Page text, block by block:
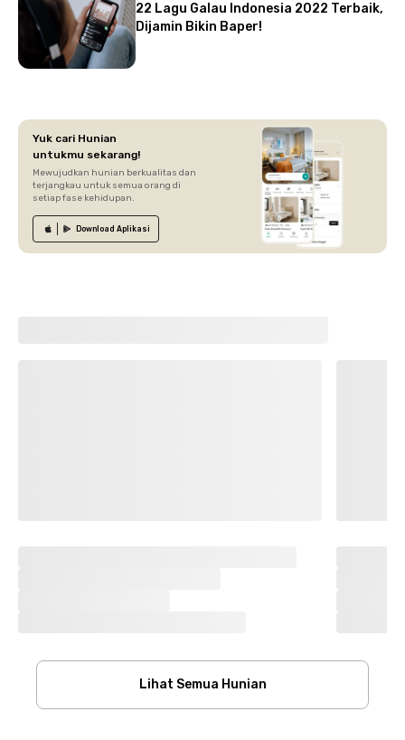
22 Lagu Galau Indonesia 2022 Terbaik,
Dijamin Bikin Baper!
Yuk cari Hunian
untukmu sekarang!
Mewujudkan hunian berkualitas dan
terjangkau untuk semua orang di
setiap fase kehidupan.
Download Aplikasi
Lihat Semua Hunian